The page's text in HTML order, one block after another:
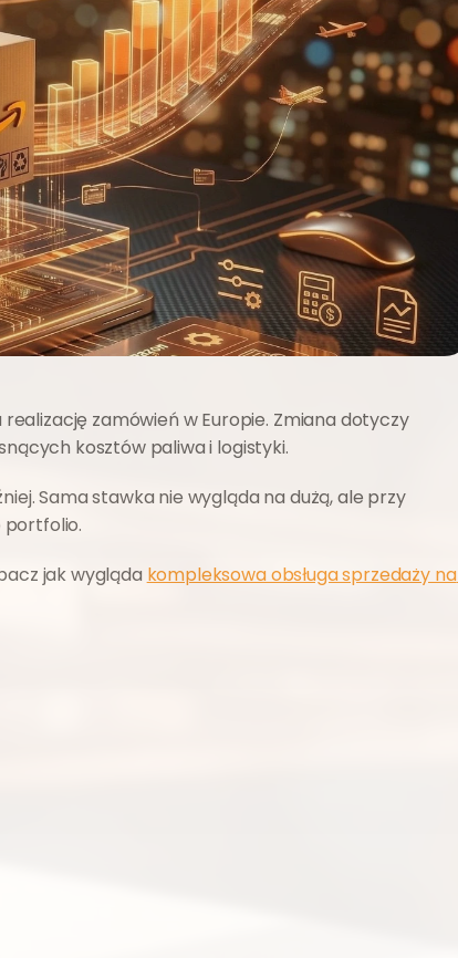
zamówień w Europie. Zmiana dotyczy
kosztów paliwa i logistyki.
Sama stawka nie wygląda na dużą, ale przy
portfolio.
jak wygląda kompleksowa obsługa sprzedaży na